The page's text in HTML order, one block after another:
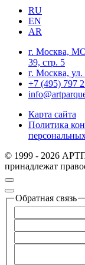
RU
EN
AR
г. Москва,
39, стр. 5
г. Москва,
+7 (495) 797
Карта сайта
Политика
© 1999 - 2026
принадлежат
Обратная связь